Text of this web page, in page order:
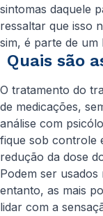
sintomas daquele
ressaltar que isso
sim, é parte de
Quais são
O tratamento do
de medicações,
análise com
fique sob controle
redução da dose
Podem ser usados
entanto, as mais
lidar com a